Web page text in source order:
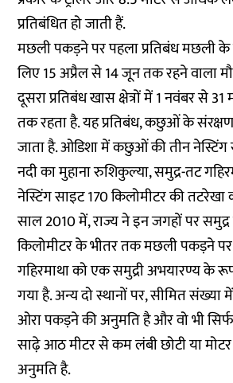
प्रतिबंधित हो जाती हैं.
मछली पकड़ने पर पहला प्रतिबंध मछली
लिए 15 अप्रैल से 14 जून तक रहने वाला
दूसरा प्रतिबंध खास क्षेत्रों में 1 नवंबर से
तक रहता है. यह प्रतिबंध, कछुओं के
जाता है. ओडिशा में कछुओं की तीन
नदी का मुहाना रुशिकुल्या, समुद्र-तट
नेस्टिंग साइट 170 किलोमीटर की
साल 2010 में, राज्य ने इन जगहों पर
किलोमीटर के भीतर तक मछली पकड़ने
गहिरमाथा को एक समुद्री अभयारण्य के
गया है. अन्य दो स्थानों पर, सीमित
ओरा पकड़ने की अनुमति है और वो भी
साढ़े आठ मीटर से कम लंबी छोटी या मोटर
अनुमति है.